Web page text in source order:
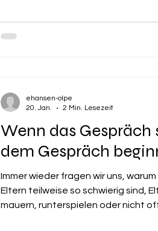
euch helfen Unsicherheiten der
Wenn das Gespräch
dem Gespräch
Immer wieder fragen wir uns,
Eltern teilweise so schwierig sind,
mauern, runterspielen oder nicht
ehansen-olpe
20. Jan.
2 Min. Lesezeit